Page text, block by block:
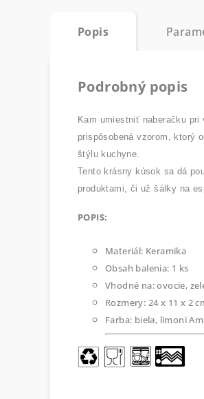
Popis
Podrobný popis
Kam umiestniť naberačku
prispôsobená vzorom, ktorý
štýlu kuchyne.
Tento krásny kúsok sa dá
produktami, či už šálky na
POPIS:
Materiál: Keramika
Obsah balenia: 1 ks
Vhodné na: ovocie,
Rozmery: 24 x 11 x 2
Farba: biela, limoni